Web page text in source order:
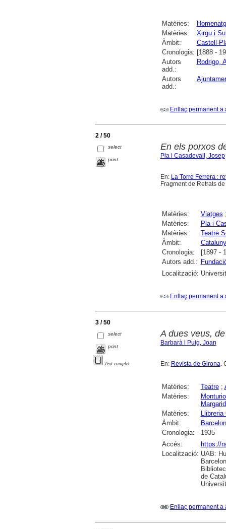
Matèries:
Matèries:
Xirgu i
Àmbit:
Castell-
Cronologia: [1888 -
Autors
add.:
Rodrigo,
Autors
add.:
Enllaç permanent a
2 / 50
select
print
En els porxos
Pla i Casadevall, Josep
En: La Torre Ferrera :
Fragment de Retrats
Matèries: Viatges
Matèries:
Pla i
Matèries:
Teatre
Àmbit:
Cronologia:
[1897 -
Autors add.:
Localització:
Enllaç permanent a
3 / 50
select
print
Text complet
A dues veus,
Barbarà i Puig, Joan
En: Revista de Girona.
Matèries: Teatre;
Matèries:
Matèries:
Llibreria
Àmbit:
Cronologia:
1935
Accés:
https://
Localització: UAB:
de
Enllaç permanent a